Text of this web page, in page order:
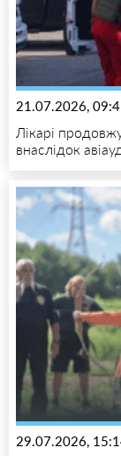
21.07.2026,
Лікарі
внаслідок
29.07.2026,